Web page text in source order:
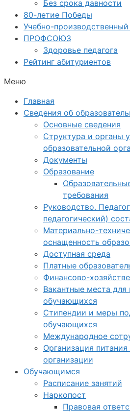
Без срока давности
80-летие Победы
Учебно-
ПРОФСОЮЗ
Здоровье педагога
Рейтинг абитуриентов
Меню
Главная
Сведения об
Основные сведения
Структура и органы
образовательной
Документы
Образование
требования
Руководство.
педагогический)
Материально-
оснащенность
Доступная среда
Платные
Финансово-
Вакантные места
обучающихся
Стипендии и меры
обучающихся
Международное
Организация
организации
Обучающимся
Расписание занятий
Наркопост
Правовая